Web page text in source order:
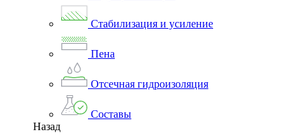
Стабилизация и усиление
Пена
Отсечная гидроизоляция
Составы
Назад